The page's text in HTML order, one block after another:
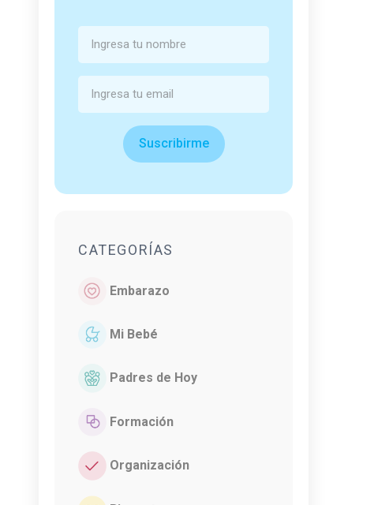
Suscribirme
CATEGORÍAS
Embarazo
Mi Bebé
Padres de Hoy
Formación
Organización